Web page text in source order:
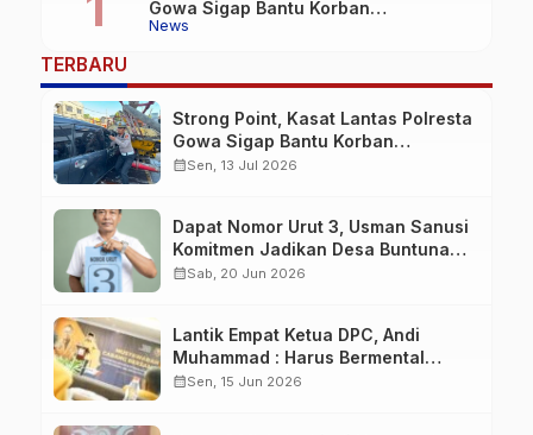
News
Gowa Sigap Bantu Korban
Kecelakaan
TERBARU
Strong Point, Kasat Lantas Polresta
Gowa Sigap Bantu Korban
Kecelakaan
calendar_monthSen, 13 Jul 2026
Dapat Nomor Urut 3, Usman Sanusi
Komitmen Jadikan Desa Buntuna
Jauh lebih Baik
calendar_monthSab, 20 Jun 2026
Lantik Empat Ketua DPC, Andi
Muhammad : Harus Bermental
Pejuang
calendar_monthSen, 15 Jun 2026